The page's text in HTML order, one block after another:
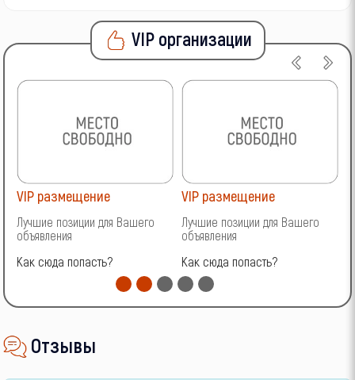
VIP организации
VIP размещение
Лучшие позиции для Вашего
объявления
Как сюда попасть?
VIP размещение
Лучшие позиции для Вашего
объявления
Как сюда попасть?
Отзывы